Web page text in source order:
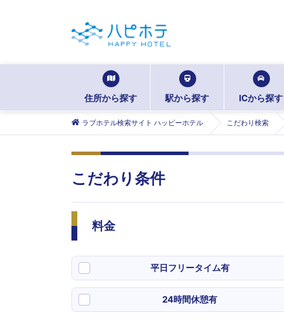
住所から探す 駅から探す ICから探す
ラブホテル検索サイト ハッピーホテル こだわり検索
こだわり条件
料金
平日フリータイム有
24時間休憩有